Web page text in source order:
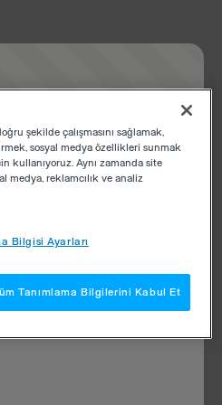
şekilde çalışmasını sağlamak,
sosyal medya özellikleri sunmak
kullanıyoruz. Aynı zamanda site
medya, reklamcılık ve analiz
Bilgisi Ayarları
Tanımlama Bilgilerini Kabul Et